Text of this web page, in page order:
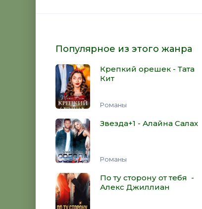
Популярное из этого жанра
Крепкий орешек - Тата
Кит
Романы
Звезда+1 - Алайна Салах
Романы
По ту сторону от тебя -
Алекс Джиллиан